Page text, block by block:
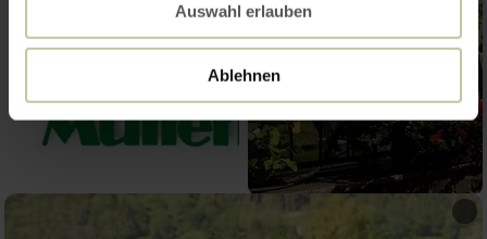
Auswahl erlauben
Ablehnen